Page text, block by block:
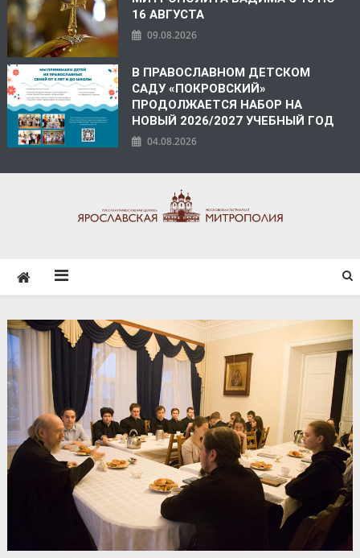
16 АВГУСТА
09.08.2026
В ПРАВОСЛАВНОМ ДЕТСКОМ
САДУ «ПОКРОВСКИЙ»
ПРОДОЛЖАЕТСЯ НАБОР НА
НОВЫЙ 2026/2027 УЧЕБНЫЙ ГОД
04.08.2026